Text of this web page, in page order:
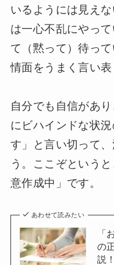
いるようには見え
は一心不乱にやっ
て（黙って）待っ
情面をうまく言い表
自分でも自信があ
にビハインドな状
す」と言い切って
う。ここぞという
意作成中」です。
あわせて読みたい
「
の
説！